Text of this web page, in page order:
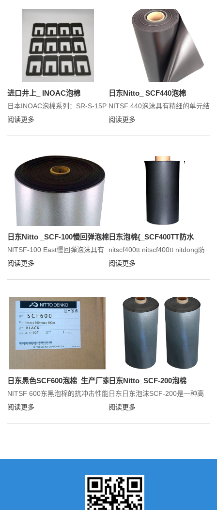
垫片、医用器材，还可用作热熔
胶粘剂、电缆绝缘层等。目前常
用于笔电、显示器等电子电器行
业、以及用于太阳能电池行业中
晶硅电池中电池片与表面光伏玻
璃和电池背板的粘接等，下面让
IXPE防水泡棉。
建设、汽车、电子、家具、电器
等各个领域。如我司生产的电池
缓冲垫，它主要应用于新能源电
进口井上_ INOAC泡棉
日本INOAC泡棉系列：SR-S-15P
1.0T，SR-S-32P 0.6T，SR-S-
欢迎来到昆山宏天凯电子材料有
限公司网站，
阅读更多
日东Nitto_ SCF440泡棉
NITSF 440泡沫具有精细的单元结
构，比之前的泡沫材料更薄，用
可以在小至100微米的缝隙中使
用，提高防尘可靠性，从而实现
更自由的设计。另外，产品虽然
软，但是操作性极好。
阅读更多
日东Nitto _SCF-100慢回弹泡棉
NITSF-100 East慢回弹泡沫具有
精细的单元结构，比以往的泡沫
料的一致性，可以在小至100um
的缝隙中使用，从而帮助设备发
挥密封防尘、减震缓冲、弹性支
广，厚度长，应力大，是工业泡
阅读更多
日东泡棉{_SCF400TT防水
nitscf400tt nitscf400tt nitdong防
水泡沫在工业控制设备、电子电
能。日本泡沫是工业泡沫的理想
选择，因为它具有广泛的耐温
性，持久的厚度和应力。
阅读更多
日东黑色SCF600泡棉_生产厂家 可定制
NITSF 600东黑泡棉的抗冲击性能
和耐水性都非常出色，黑色不仅
足各种零件光滑部位的固定密封
要求，适用于轻小型材料的非结
构性固定密封。 SCF600东黑发
阅读更多
日东Nitto_SCF-200泡棉
日东日东泡沫SCF-200是一种高
级黑色泡沫。黑色具有优异的耐
保持其完整性和有效性。能满足
各种零件光滑部位的固定密封要
求，适用于轻小型材料的非结构
阅读更多